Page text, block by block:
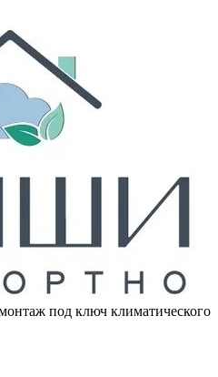
под ключ климатического